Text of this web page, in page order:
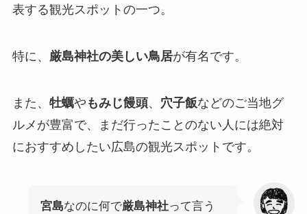
表する観光スポットの一つ。
特に、 厳島神社の美しい鳥居が有名です。
また、 牡蠣や もみじ饅頭、 穴子飯などのご当地グ
ルメが豊富で、まだ行ったことのない人には絶対
におすすめしたい広島の観光スポットです。
宮島なのに何で厳島神社って言う